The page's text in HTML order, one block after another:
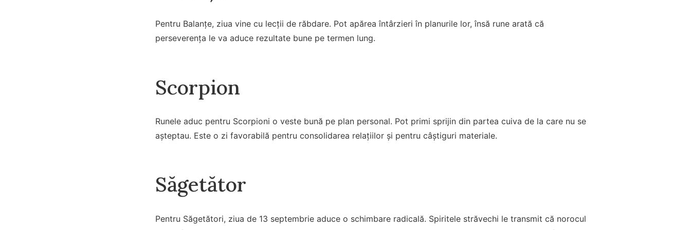
Pentru Balanțe, ziua vine cu lecții de răbdare. Pot apărea întârzieri în planurile lor, însă rune arată că
perseverența le va aduce rezultate bune pe termen lung.
Scorpion
Runele aduc pentru Scorpioni o veste bună pe plan personal. Pot primi sprijin din partea cuiva de la care nu se
așteptau. Este o zi favorabilă pentru consolidarea relațiilor și pentru câștiguri materiale.
Săgetător
Pentru Săgetători, ziua de 13 septembrie aduce o schimbare radicală. Spiritele străvechi le transmit că norocul